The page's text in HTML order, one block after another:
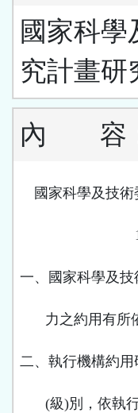
國家科
究計畫研
內 容
國家科學及技術
一、國家科學及技
力之約用有所
二、執行機構約
(級)別，依執